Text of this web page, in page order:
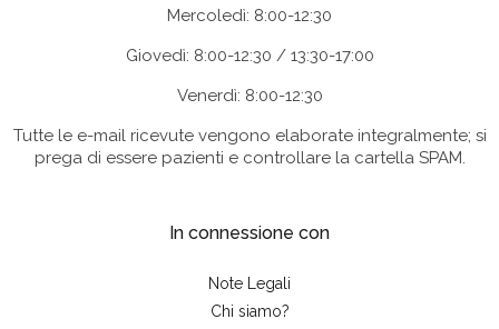
Mercoledì: 8:00-12:30
Giovedì: 8:00-12:30 / 13:30-17:00
Venerdì: 8:00-12:30
Tutte le e-mail ricevute vengono elaborate integralmente; si
prega di essere pazienti e controllare la cartella SPAM.
In connessione con
Note Legali
Chi siamo?